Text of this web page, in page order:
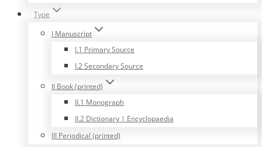
Type
I Manuscript
I.1 Primary Source
I.2 Secondary Source
II Book (printed)
II.1 Monograph
II.2 Dictionary | Encyclopaedia
III Periodical (printed)